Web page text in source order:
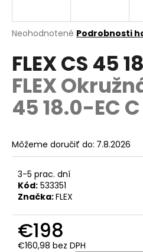
Priemerné
produktu
je
0,0
hviezdičiek.
Neohodnotené Podrobnosti
FLEX CS 45
FLEX
45 18.0-EC C
Môžeme doručiť do: 7.8.2026
3-5 prac. dní
Kód: 533351
Značka:FLEX
€198
€160,98 bez DPH
j
ť
?
O
d
p
o